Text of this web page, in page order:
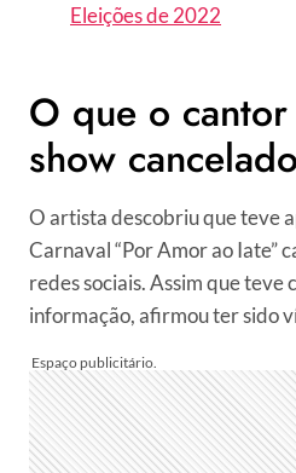
Eleições de 2022
O que o
show
O artista descobriu que teve
Carnaval “Por Amor ao Iate”
redes sociais. Assim que teve
informação, afirmou ter sido